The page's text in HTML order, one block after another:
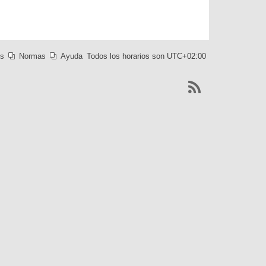
Todos los horarios son UTC+02:00
Ayuda
Normas